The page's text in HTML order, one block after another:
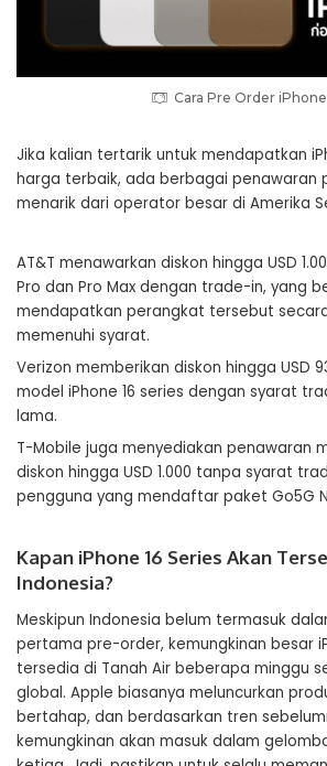
Cara Pre Order iPhone
Jika kalian tertarik untuk mendapatkan
harga terbaik, ada berbagai penawaran
menarik dari operator besar di Amerika
AT&T menawarkan diskon hingga USD
Pro dan Pro Max dengan trade-in, yang
mendapatkan perangkat tersebut
memenuhi syarat.
Verizon memberikan diskon hingga USD
model iPhone 16 series dengan syarat
lama.
T-Mobile juga menyediakan penawaran
diskon hingga USD 1.000 tanpa syarat
pengguna yang mendaftar paket Go5G
Kapan iPhone 16 Series Akan
Indonesia?
Meskipun Indonesia belum termasuk
pertama pre-order, kemungkinan besar
tersedia di Tanah Air beberapa minggu
global. Apple biasanya meluncurkan
bertahap, dan berdasarkan tren
kemungkinan akan masuk dalam